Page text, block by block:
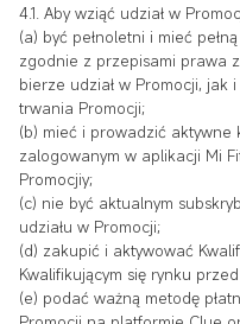
4.1. Aby wziąć udział w
(a) być pełnoletni i mieć
zgodnie z przepisami prawa
bierze udział w Promocji, jak
trwania Promocji;
(b) mieć i prowadzić
zalogowanym w aplikacji Mi
Promocjiy;
(c) nie być aktualnym
udziału w Promocji;
(d) zakupić i aktywować
Kwalifikującym się rynku
(e) podać ważną metodę